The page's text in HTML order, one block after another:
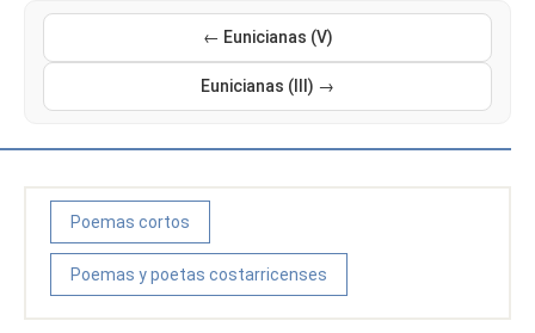
← Eunicianas (V)
Eunicianas (III) →
Poemas cortos
Poemas y poetas costarricenses